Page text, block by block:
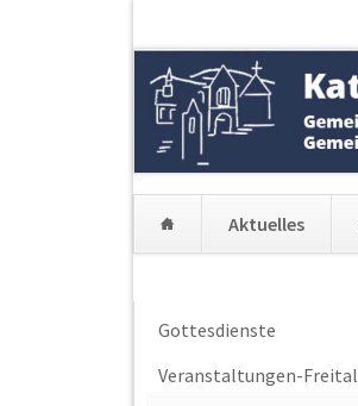
Aktuelles
überspringen
Navigation
Gottesdienste
Veranstaltungen-Freital